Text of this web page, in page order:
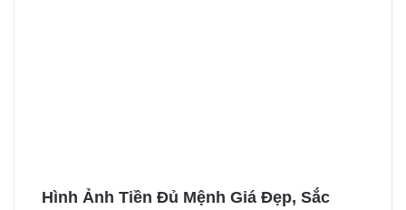
Hình Ảnh Tiền Đủ Mệnh Giá Đẹp, Sắc